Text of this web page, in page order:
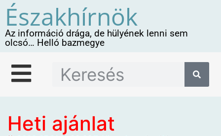
Északhírnök
Az információ drága, de hülyének lenni sem
olcsó… Helló bazmegye
Heti ajánlat